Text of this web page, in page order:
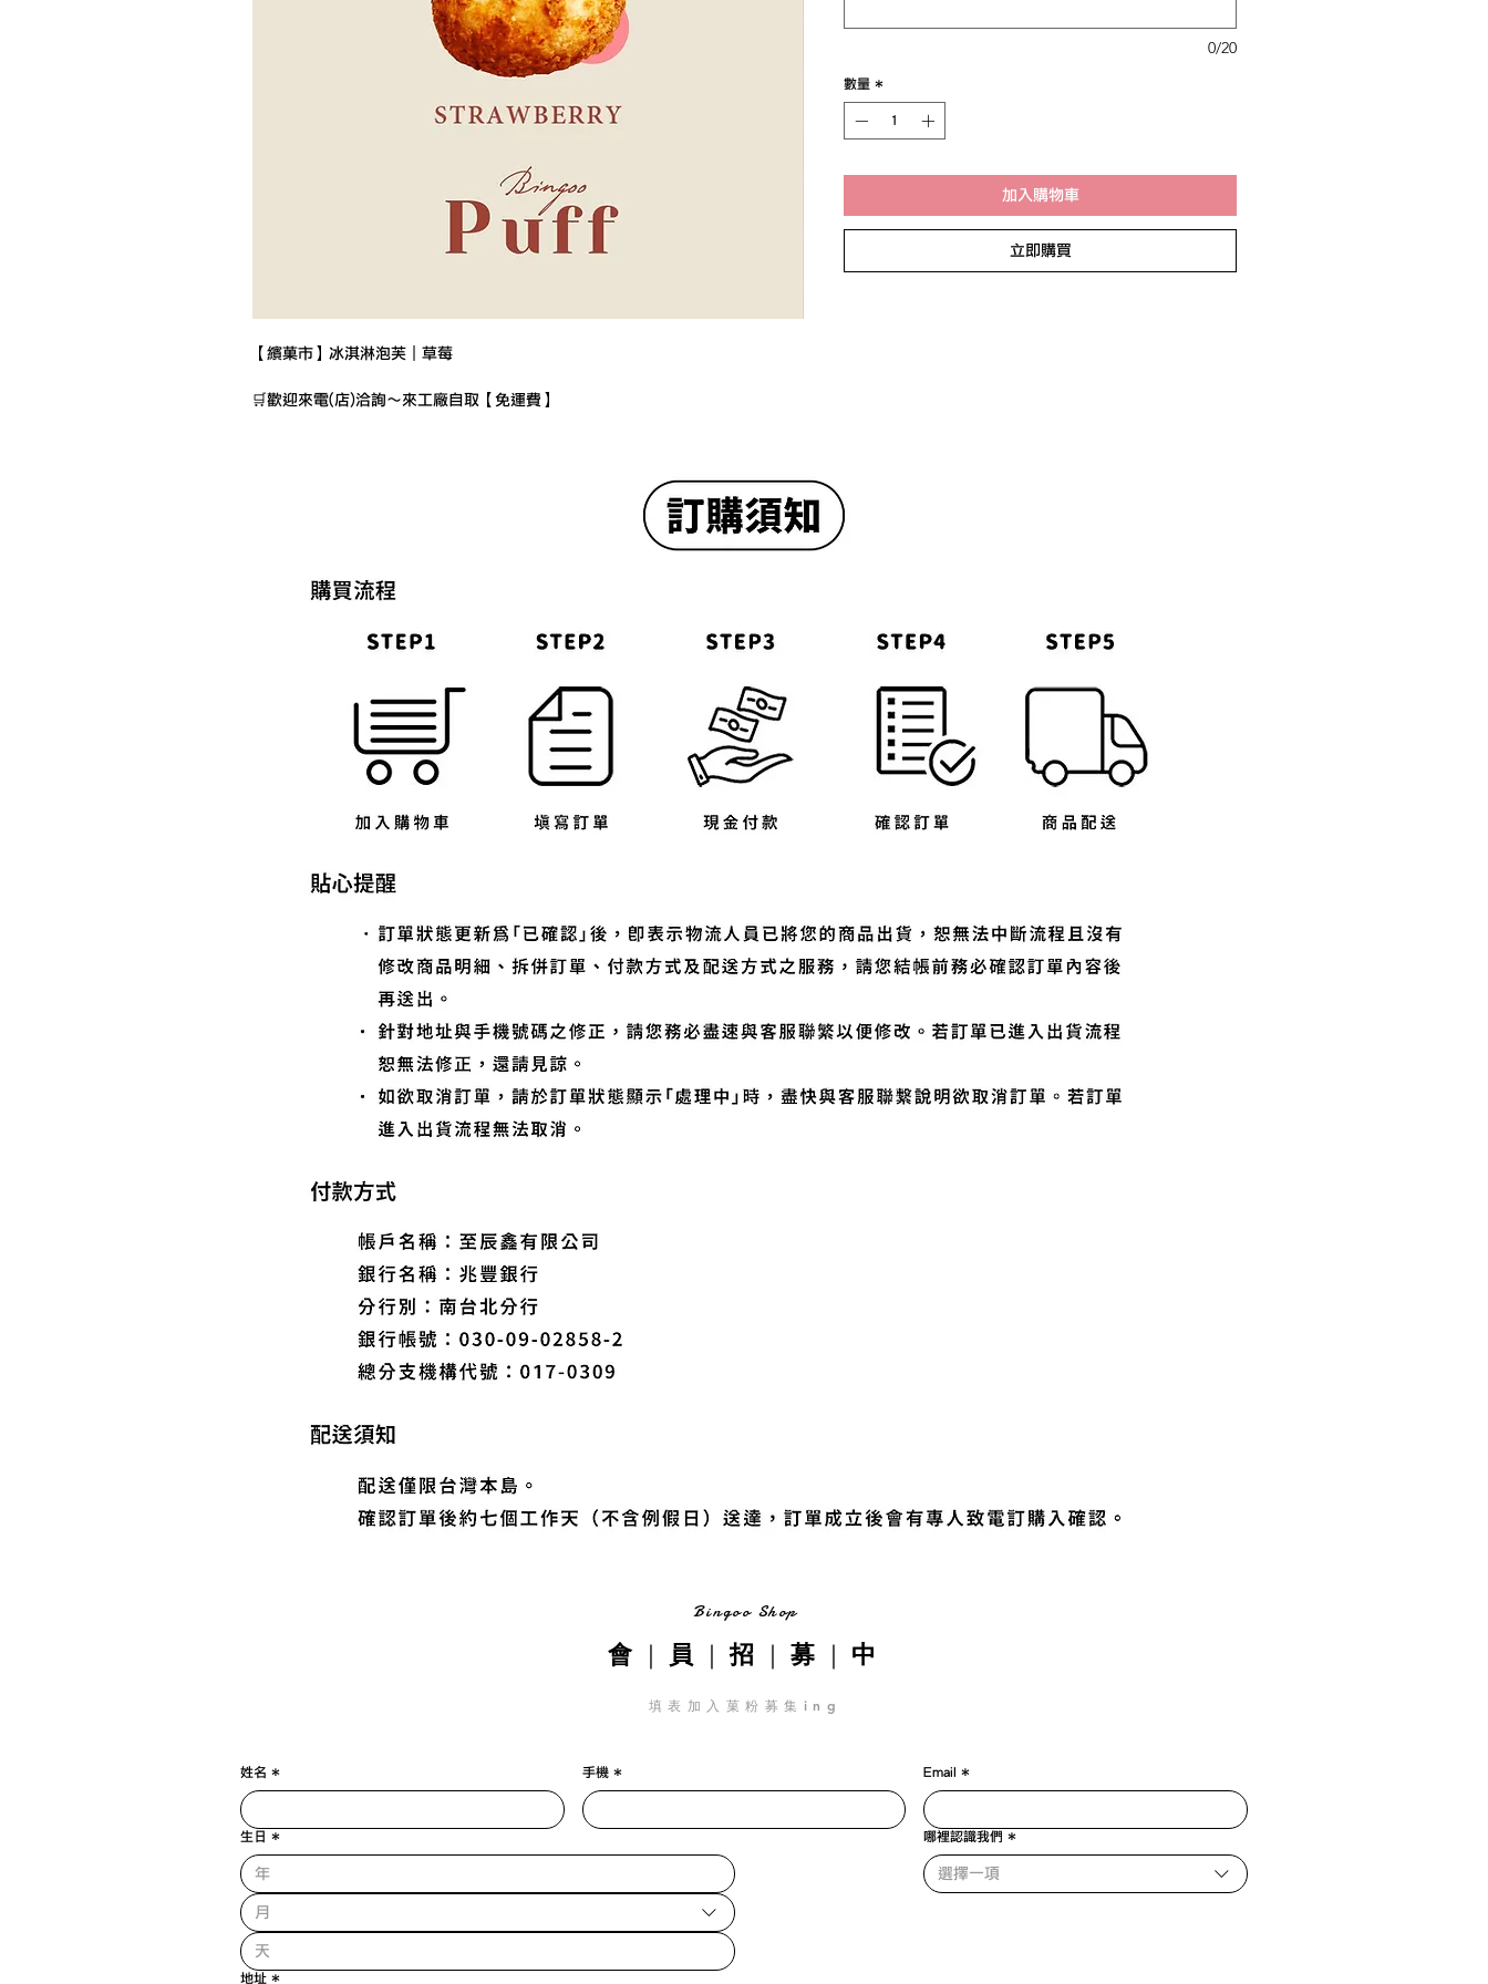
【繽菓市】冰淇淋泡芙｜草莓
🛒歡迎來電(店)洽詢～來工廠自取【免運費】
◆配送說明
因冷凍宅配有材積限制，訂購件數太多請分開下單，避免超過材積限制而造成無
◆若有任何問題，可透過「聊聊」與我們連繫。
0/20
數量 *
加入購物車
立即購買
Bingoo Shop
會 ｜員 ｜招 ｜募 ｜ 中
填表加入菓粉募集ing
姓名 * 手機 * Email *
生日 *
月
哪裡認識我們 *
選擇一項
地址 *